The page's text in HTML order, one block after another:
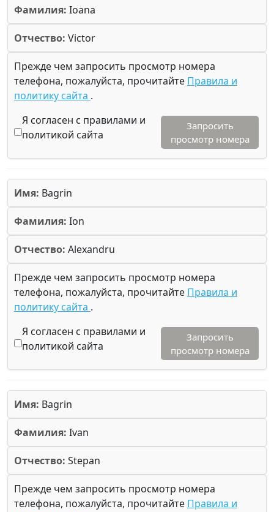
Фамилия: Ioana
Отчество: Victor
Прежде чем запросить просмотр номера
телефона, пожалуйста, прочитайте Правила и
политику сайта .
Я согласен с правилами и
политикой сайта
Запросить
просмотр номера
Имя: Bagrin
Фамилия: Ion
Отчество: Alexandru
Прежде чем запросить просмотр номера
телефона, пожалуйста, прочитайте Правила и
политику сайта .
Я согласен с правилами и
политикой сайта
Запросить
просмотр номера
Имя: Bagrin
Фамилия: Ivan
Отчество: Stepan
Прежде чем запросить просмотр номера
телефона, пожалуйста, прочитайте Правила и